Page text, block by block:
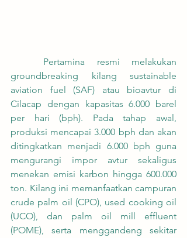
groundbreaking kilang sustainable
aviation fuel (SAF) atau bioavtur di
Cilacap dengan kapasitas 6.000 barel
per hari (bph). Pada tahap awal,
produksi mencapai 3.000 bph dan akan
ditingkatkan menjadi 6.000 bph guna
mengurangi impor avtur sekaligus
menekan emisi karbon hingga 600.000
ton. Kilang ini memanfaatkan campuran
crude palm oil (CPO), used cooking oil
(UCO), dan palm oil mill effluent
(POME), serta menggandeng sekitar